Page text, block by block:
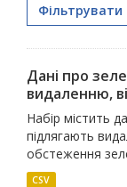
Фільтрувати
Дані про
видаленню,
Набір містить
підлягають
обстеження
CSV